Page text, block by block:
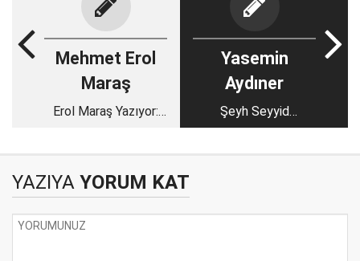
Mehmet Erol
Maraş
Erol Maraş Yazıyor:
Sonra Ak Parti’de -
Yasemin
Aydıner
Şeyh Seyyid
Abdulkadir Geylani
YAZIYA YORUM KAT